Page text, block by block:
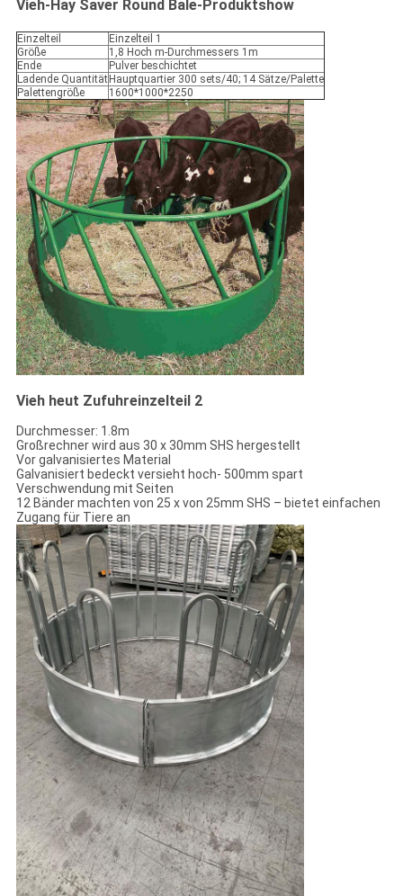
Vieh-Hay Saver Round Bale-Produktshow
Einzelteil
Einzelteil 1
Größe
1,8 Hoch m-Durchmessers 1m
Ende
Pulver beschichtet
Ladende Quantität Hauptquartier 300 sets/40; 14 Sätze/Palette
Palettengröße
1600*1000*2250
Vieh heut Zufuhreinzelteil 2
Durchmesser: 1.8m
Großrechner wird aus 30 x 30mm SHS hergestellt
Vor galvanisiertes Material
Galvanisiert bedeckt versieht hoch- 500mm spart
Verschwendung mit Seiten
12 Bänder machten von 25 x von 25mm SHS – bietet einfachen
Zugang für Tiere an